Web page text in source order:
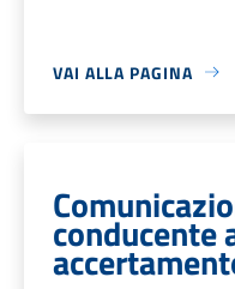
VAI ALLA PAGINA
conducente